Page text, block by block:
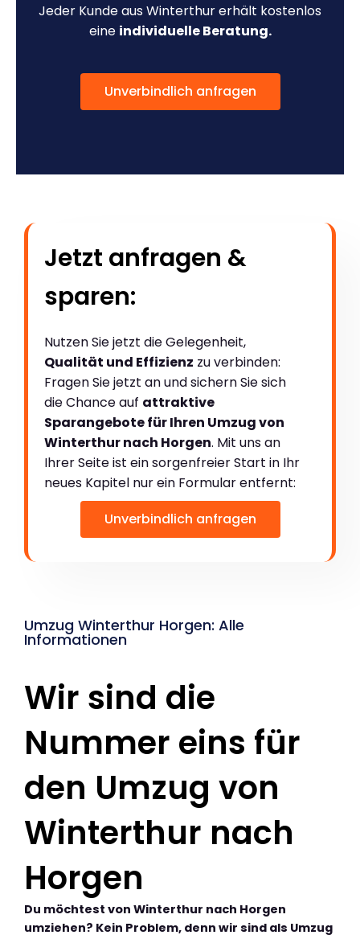
Jeder Kunde aus Winterthur erhält kostenlos
eine individuelle Beratung.
Unverbindlich anfragen
Jetzt anfragen &
sparen:
Nutzen Sie jetzt die Gelegenheit,
Qualität und Effizienz zu verbinden:
Fragen Sie jetzt an und sichern Sie sich
die Chance auf attraktive
Sparangebote für Ihren Umzug von
Winterthur nach Horgen. Mit uns an
Ihrer Seite ist ein sorgenfreier Start in Ihr
neues Kapitel nur ein Formular entfernt:
Unverbindlich anfragen
Umzug Winterthur Horgen: Alle
Informationen
Wir sind die
Nummer eins für
den Umzug von
Winterthur nach
Horgen
Du möchtest von Winterthur nach Horgen
umziehen? Kein Problem, denn wir sind als Umzug